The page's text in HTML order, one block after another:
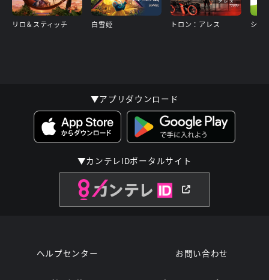
リロ＆スティッチ 白雪姫 トロン：アレス
▼アプリダウンロード
▼カンテレIDポータルサイト
ヘルプセンター お問い合わせ